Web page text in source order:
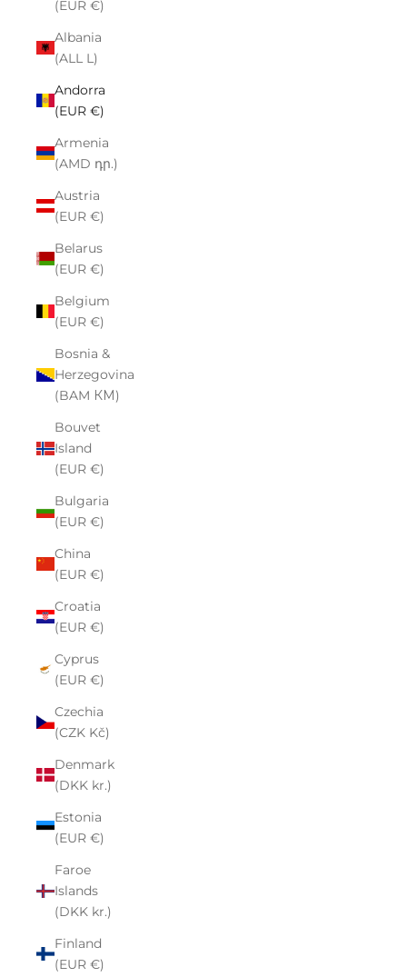
(EUR €)
Albania
(ALL L)
Andorra
(EUR €)
Armenia
(AMD դր.)
Austria
(EUR €)
Belarus
(EUR €)
Belgium
(EUR €)
Bosnia &
Herzegovina
(BAM КМ)
Bouvet
Island
(EUR €)
Bulgaria
(EUR €)
China
(EUR €)
Croatia
(EUR €)
Cyprus
(EUR €)
Czechia
(CZK Kč)
Denmark
(DKK kr.)
Estonia
(EUR €)
Faroe
Islands
(DKK kr.)
Finland
(EUR €)